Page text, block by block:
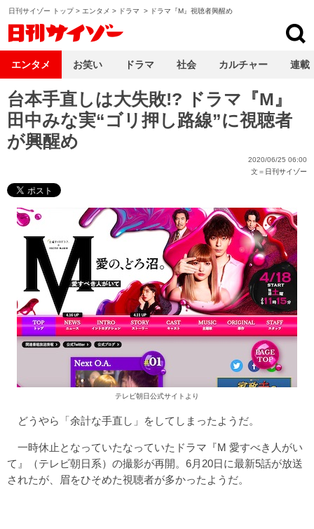
日刊サイゾー トップ> エンタメ > ドラマ > ドラマ『M』視聴者興醒め
台本手直しは大失敗!? ドラマ『M』
田中みな実“ゴリ押し路線”に視聴者
が興醒め
2020/06/25 06:00
文＝ 日刊サイゾー
テレビ朝日公式サイトより
どうやら「余計な手直し」をしてしまったようだ。
一時休止となっていたなっていたドラマ『M 愛すべき人がい
て』（テレビ朝日系）の撮影が再開。6月20日に最新5話が放送
されたが、眉をひそめた視聴者が多かったようだ。
エンタメ お笑い ドラマ 社会 カルチャー 連載